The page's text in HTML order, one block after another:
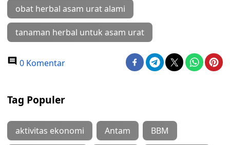
obat herbal asam urat alami
tanaman herbal untuk asam urat
0 Komentar
Tag Populer
aktivitas ekonomi Antam BBM